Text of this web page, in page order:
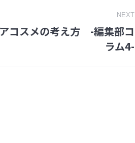
NEXT
コスメの考え方 -編集部コ
ラム4-